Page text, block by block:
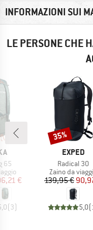
INFORMAZIONI SUI
LE PERSONE CHE
65
ridotto
€
(3)
MARCHIO
EXPED
Articolo
Radical 30
Gruppo di
Zaino da
139,95 €
5,0(
Sconto
35%